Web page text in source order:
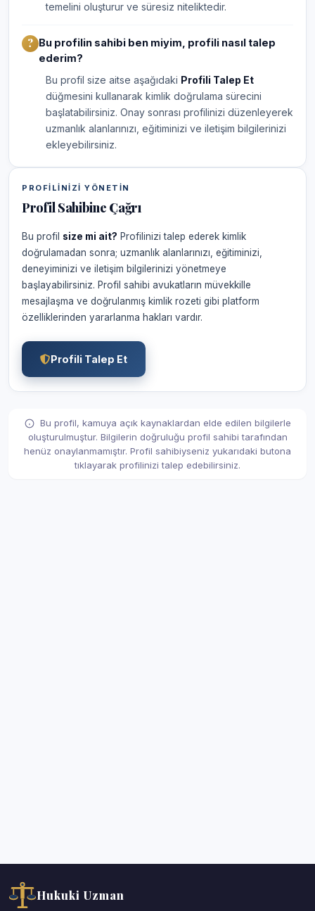
temelini oluşturur ve süresiz niteliktedir.
Bu profilin sahibi ben miyim, profili nasıl talep
ederim?
Bu profil size aitse aşağıdaki Profili Talep Et
düğmesini kullanarak kimlik doğrulama sürecini
başlatabilirsiniz. Onay sonrası profilinizi düzenleyerek
uzmanlık alanlarınızı, eğitiminizi ve iletişim bilgilerinizi
ekleyebilirsiniz.
PROFILINIZI YÖNETIN
Profil Sahibine Çağrı
Bu profil size mi ait? Profilinizi talep ederek kimlik
doğrulamadan sonra; uzmanlık alanlarınızı, eğitiminizi,
deneyiminizi ve iletişim bilgilerinizi yönetmeye
başlayabilirsiniz. Profil sahibi avukatların müvekkille
mesajlaşma ve doğrulanmış kimlik rozeti gibi platform
özelliklerinden yararlanma hakları vardır.
Profili Talep Et
Bu profil, kamuya açık kaynaklardan elde edilen bilgilerle
oluşturulmuştur. Bilgilerin doğruluğu profil sahibi tarafından
henüz onaylanmamıştır. Profil sahibiyseniz yukarıdaki butona
tıklayarak profilinizi talep edebilirsiniz.
Hukuki Uzman